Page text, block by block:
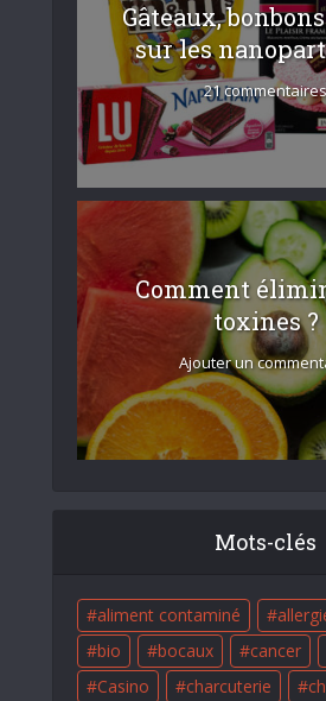
Gâteaux,
sur les
21 commentaires
Comment
toxines ?
Ajouter un
Mots-clés
aliment contaminé
bio
bocaux cancer
Casino
charcuterie